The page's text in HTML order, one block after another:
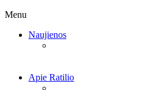
Menu
Naujienos
Apie Ratilio